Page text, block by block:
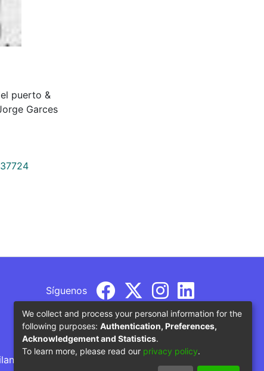
puerto &
Garces
Síguenos
por parte del Ministerio de Educación
We collect and process your personal information for the
following purposes: Authentication, Preferences,
Acknowledgement and Statistics.
To learn more, please read our privacy policy.